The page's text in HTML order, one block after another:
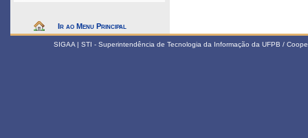
Ir ao Menu Principal
SIGAA | STI - Superintendência de Tecnologia da Informação da UFPB /